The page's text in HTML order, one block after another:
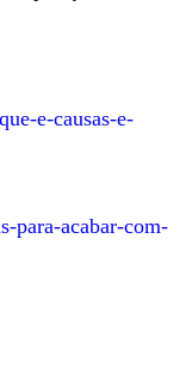
e-causas-e-
para-acabar-com-